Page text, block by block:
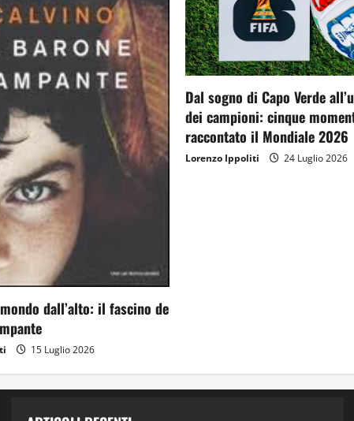
dall’alto: il fascino de
15 Luglio 2026
Dal sogno di Capo Verde
dei campioni: cinque
raccontato il Mondiale 2026
Lorenzo Ippoliti 24 Luglio 2026